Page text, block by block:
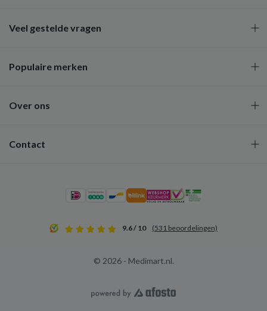
Veel gestelde vragen
Populaire merken
Over ons
Contact
9.6 / 10 (531 beoordelingen)
© 2026 - Medimart.nl.